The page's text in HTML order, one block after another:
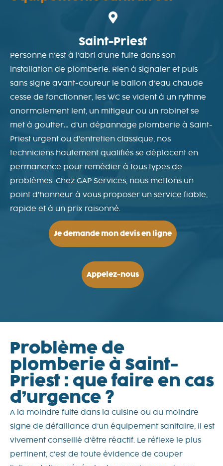
Saint-Priest
Personne n’est à l’abri d’une fuite dans son
installation de plomberie. Rien à signaler et puis
sans signe avant-coureur le ballon d’eau chaude
cesse de fonctionner, les WC se vident à un rythme
anormalement lent, un mitigeur ou un robinet se
met à goutter… d’un dépannage plomberie à Saint-
Priest urgent ou d’entretien classique, nos
techniciens hautement qualifiés se déplacent en
permanence pour remédier à tous types de
problèmes. Chez GAP Services, nous mettons un
point d’honneur à vous proposer un service fiable,
rapide et à un prix raisonné.
Je demande mon devis en ligne
Appelez-nous
Problème de
plomberie à Saint-
Priest : que faire en cas
d’urgence ?
A la moindre fuite dans la cuisine ou au moindre
signe de défaillance d’un équipement sanitaire, il est
vivement conseillé d’être réactif. Le réflexe le plus
pertinent, c’est de toute évidence de couper